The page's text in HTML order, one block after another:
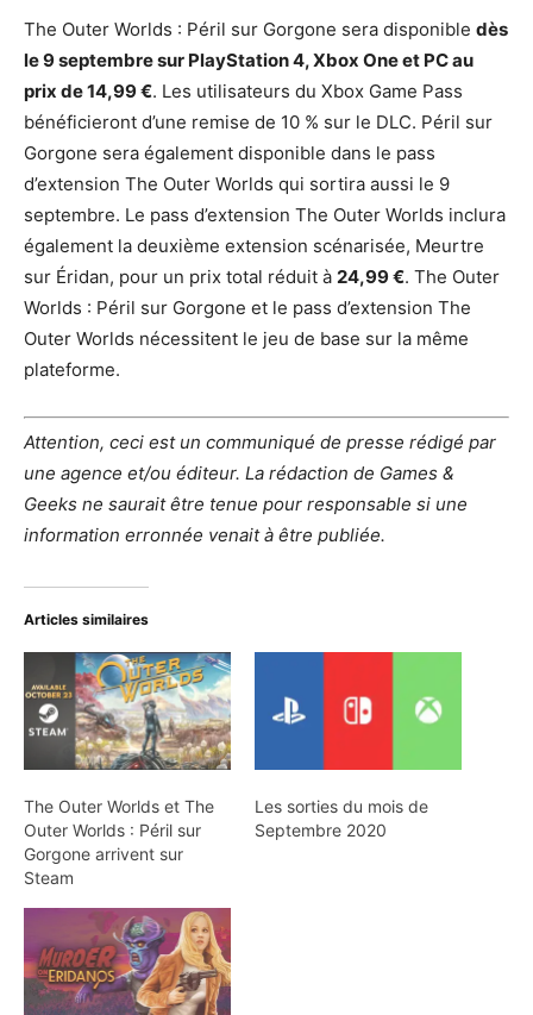
The Outer Worlds : Péril sur Gorgone sera disponible dès
le 9 septembre sur PlayStation 4, Xbox One et PC au
prix de 14,99 €. Les utilisateurs du Xbox Game Pass
bénéficieront d’une remise de 10 % sur le DLC. Péril sur
Gorgone sera également disponible dans le pass
d’extension The Outer Worlds qui sortira aussi le 9
septembre. Le pass d’extension The Outer Worlds inclura
également la deuxième extension scénarisée, Meurtre
sur Éridan, pour un prix total réduit à 24,99 €. The Outer
Worlds : Péril sur Gorgone et le pass d’extension The
Outer Worlds nécessitent le jeu de base sur la même
plateforme.
Attention, ceci est un communiqué de presse rédigé par
une agence et/ou éditeur. La rédaction de Games &
Geeks ne saurait être tenue pour responsable si une
information erronnée venait à être publiée.
Articles similaires
The Outer Worlds et The
Outer Worlds : Péril sur
Gorgone arrivent sur
Steam
Les sorties du mois de
Septembre 2020